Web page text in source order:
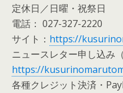
定休日／日曜・祝祭日
電話： 027-327-2220
サイト： https://
ニュースレター申し込み
https://
各種クレジット決済・